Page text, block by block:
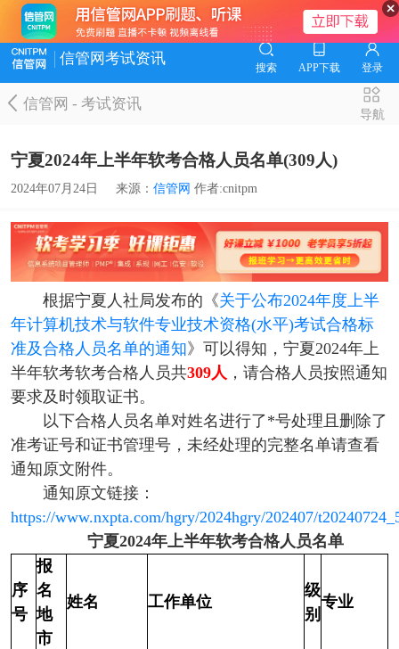
信管网考试资讯
搜索 APP下载 登录
信管网-考试资讯
导航
宁夏2024年上半年软考合格人员名单(309人)
2024年07月24日 来源： 信管网 作者:cnitpm
根据宁夏人社局发布的《关于公布2024年度上半
年计算机技术与软件专业技术资格(水平)考试合格标
准及合格人员名单的通知》可以得知，宁夏2024年上
半年软考软考合格人员共309人 ，请合格人员按照通知
要求及时领取证书。
以下合格人员名单对姓名进行了*号处理且删除了
准考证号和证书管理号，未经处理的完整名单请查看
通知原文附件。
通知原文链接：
https://www.nxpta.com/hgry/2024hgry/202407/
宁夏2024年上半年软考合格人员名单
序
号
报
名
地
市
姓名 工作单位
级
别
专业